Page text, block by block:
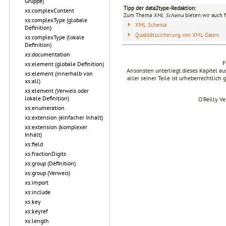
xs:complexContent
xs:complexType (globale
Definition)
xs:complexType (lokale
Definition)
xs:documentation
xs:element (globale Definition)
xs:element (innerhalb von
xs:all)
xs:element (Verweis oder
lokale Definition)
xs:enumeration
xs:extension (einfacher Inhalt)
xs:extension (komplexer
Inhalt)
xs:field
xs:fractionDigits
xs:group (Definition)
xs:group (Verweis)
xs:import
xs:include
xs:key
xs:keyref
xs:length
Tipp der data2type-Redaktion:
Zum Thema XML Schemabieten wir auch
XML Schema
Qualitätssicherung von XML-Daten
Ansonsten unterliegt dieses Kapitel
aller seiner Teile ist urheberrechtlich
O’Reilly